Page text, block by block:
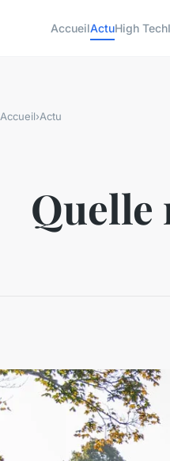
AccueilActuHigh Tech
Accueil›Actu
Quelle